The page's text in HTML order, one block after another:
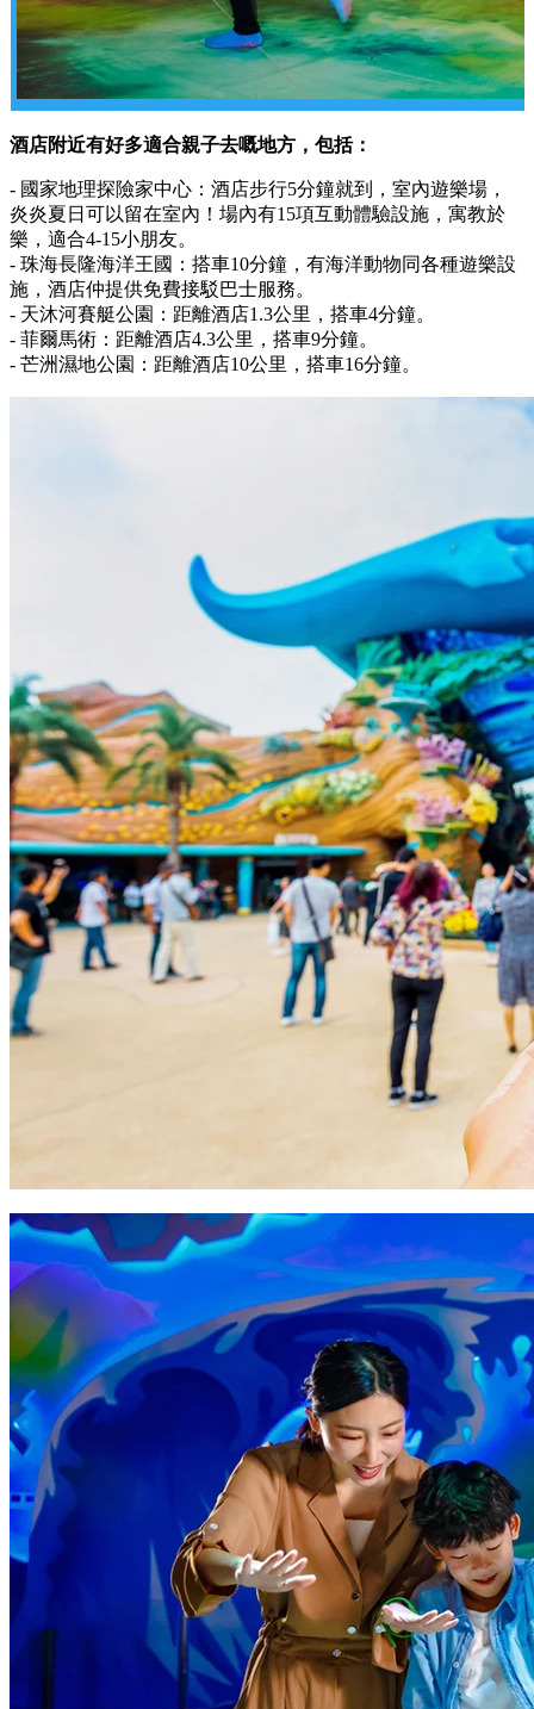
酒店附近有好多適合親子去嘅地方，包括：
- 國家地理探險家中心：酒店步行5分鐘就到，室內遊樂場，
炎炎夏日可以留在室內！場內有15項互動體驗設施，寓教於
樂，適合4-15小朋友。
- 珠海長隆海洋王國：搭車10分鐘，有海洋動物同各種遊樂設
施，酒店仲提供免費接駁巴士服務。
- 天沐河賽艇公園：距離酒店1.3公里，搭車4分鐘。
- 菲爾馬術：距離酒店4.3公里，搭車9分鐘。
- 芒洲濕地公園：距離酒店10公里，搭車16分鐘。